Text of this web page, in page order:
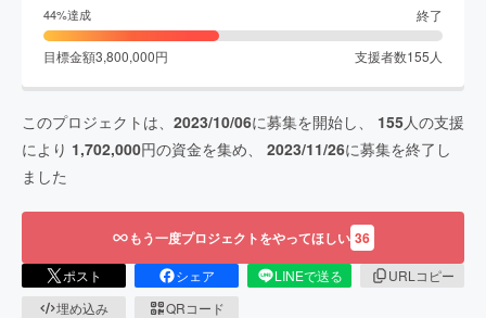
44%達成 終了
目標金額3,800,000円 支援者数155 人
このプロジェクトは、 2023/10/06に募集を開始し、 155人の支援
により 1,702,000円の資金を集め、 2023/11/26に募集を終了し
ました
もう一度プロジェクトをやってほしい 36
ポスト シェア LINEで送る
URLコピー
埋め込み
QRコード